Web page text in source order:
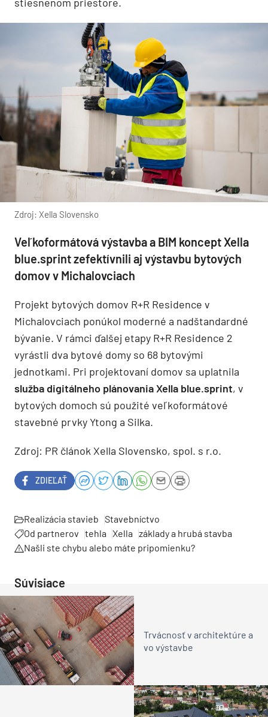
Zdroj: Xella Slovensko
Veľkoformátová výstavba a BIM koncept Xella
blue.sprint zefektívnili aj výstavbu bytových
domov v Michalovciach
Projekt bytových domov R+R Residence v
Michalovciach ponúkol moderné a nadštandardné
bývanie. V rámci ďalšej etapy R+R Residence 2
vyrástli dva bytové domy so 68 bytovými
jednotkami. Pri projektovaní domov sa uplatnila
služba digitálneho plánovania Xella blue.sprint, v
bytových domoch sú použité veľkoformátové
stavebné prvky Ytong a Silka.
Zdroj: PR článok Xella Slovensko, spol. s r.o.
ZDIEĽAŤ
Realizácia stavieb Stavebníctvo
Od partnerov tehla Xella základy a hrubá stavba
Našli ste chybu alebo máte pripomienku?
Súvisiace
Trvácnosť v architektúre a
vo výstavbe